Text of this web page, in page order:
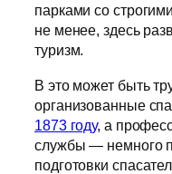
парками со
не менее, здесь
туризм.
В это может быть
организованные
1873 году, а
службы — немного
подготовки